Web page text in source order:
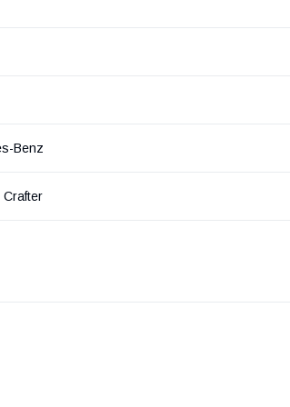
Benz
Crafter